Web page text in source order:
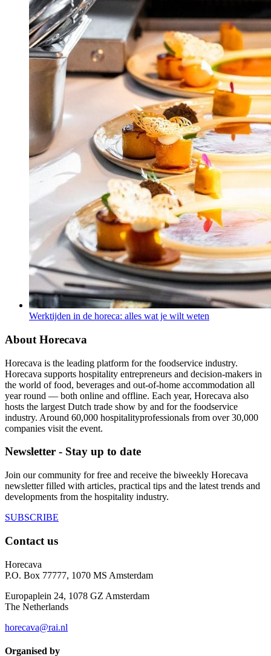
Werktijden in de horeca: alles wat je wilt weten
About Horecava
Horecava is the leading platform for the foodservice industry.
Horecava supports hospitality entrepreneurs and decision-makers in
the world of food, beverages and out-of-home accommodation all
year round — both online and offline. Each year, Horecava also
hosts the largest Dutch trade show by and for the foodservice
industry. Around 60,000 hospitalityprofessionals from over 30,000
companies visit the event.
Newsletter - Stay up to date
Join our community for free and receive the biweekly Horecava
newsletter filled with articles, practical tips and the latest trends and
developments from the hospitality industry.
SUBSCRIBE
Contact us
Horecava
P.O. Box 77777, 1070 MS Amsterdam
Europaplein 24, 1078 GZ Amsterdam
The Netherlands
horecava@rai.nl
Organised by